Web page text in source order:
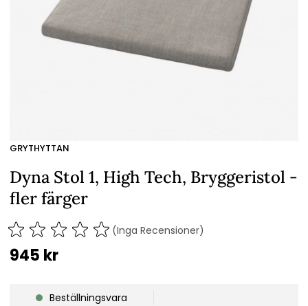
GRYTHYTTAN
Dyna Stol 1, High Tech, Bryggeristol -
fler färger
(Inga Recensioner)
945 kr
Beställningsvara